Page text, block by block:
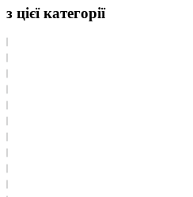
з цієї категорії